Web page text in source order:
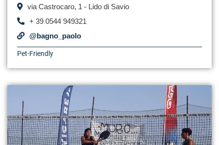
via Castrocaro, 1 - Lido di Savio
+ 39 0544 949321
@bagno_paolo
Pet-Friendly